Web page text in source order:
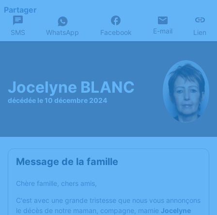
Partager
SMS WhatsApp Facebook E-mail Lien
Jocelyne BLANC
décédée le 10 décembre 2024
Message de la famille
Chère famille, chers amis,
C'est avec une grande tristesse que nous vous annonçons
le décès de notre maman, compagne, mamie Jocelyne